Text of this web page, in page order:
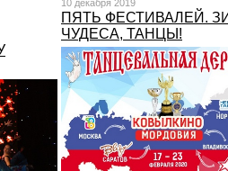
10 декабря 2019
ПЯТЬ ФЕСТИВАЛЕЙ.
ЧУДЕСА, ТАНЦЫ!